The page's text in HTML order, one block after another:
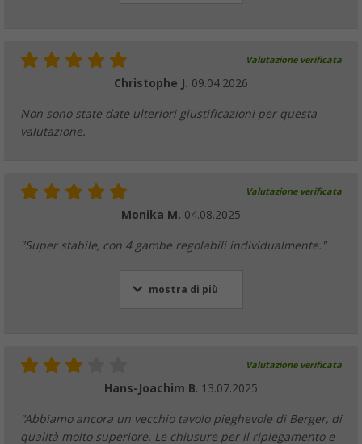
Valutazione verificata
Christophe J. 09.04.2026
Non sono state date ulteriori giustificazioni per questa
valutazione.
Valutazione verificata
Monika M. 04.08.2025
"Super stabile, con 4 gambe regolabili individualmente."
mostra di più
Valutazione verificata
Hans-Joachim B. 13.07.2025
"Abbiamo ancora un vecchio tavolo pieghevole di Berger, di
qualità molto superiore. Le chiusure per il ripiegamento e